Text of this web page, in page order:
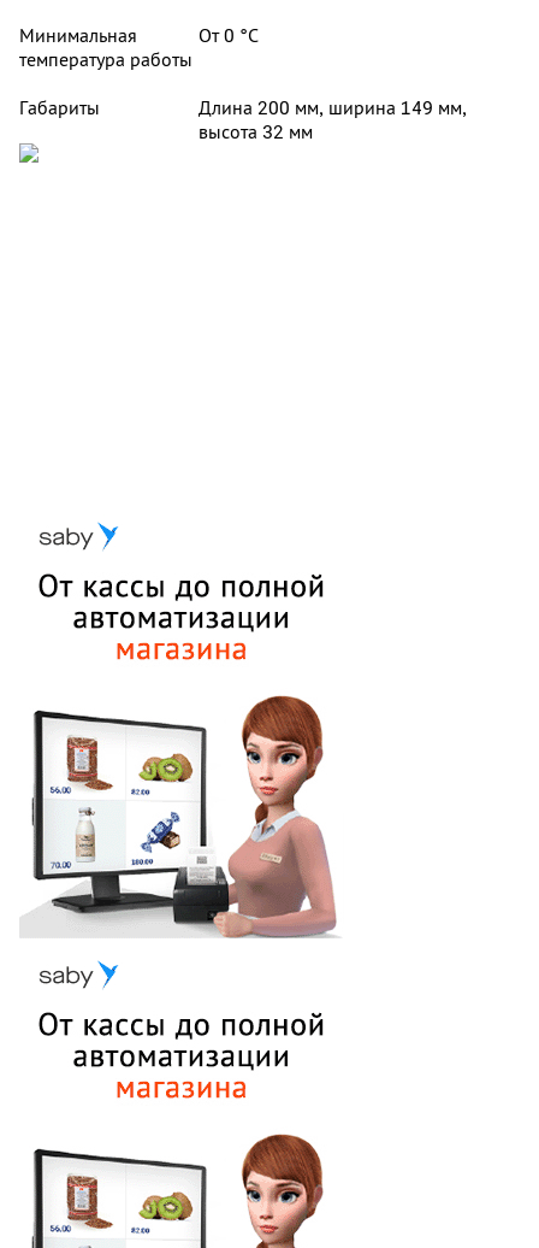
Минимальная
температура работы
От 0 °С
Габариты
Длина 200 мм, ширина 149 мм,
высота 32 мм